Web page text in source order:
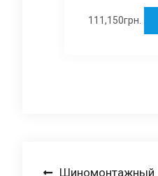
111,150грн.
Шиномонтажный